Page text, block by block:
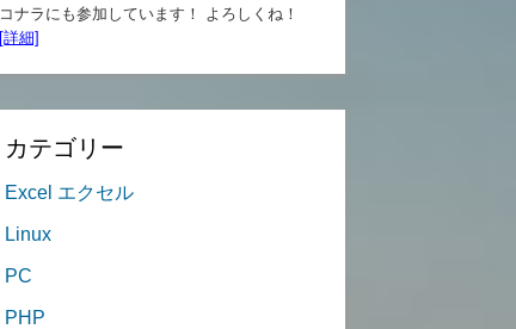
コナラにも参加しています！ よろしくね！
[詳細]
カテゴリー
Excel エクセル
Linux
PC
PHP